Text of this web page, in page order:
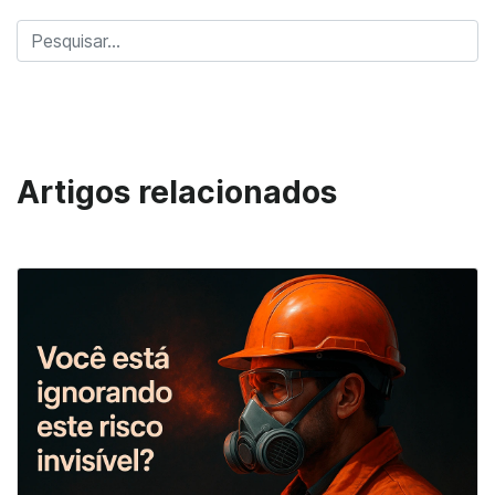
Artigos relacionados